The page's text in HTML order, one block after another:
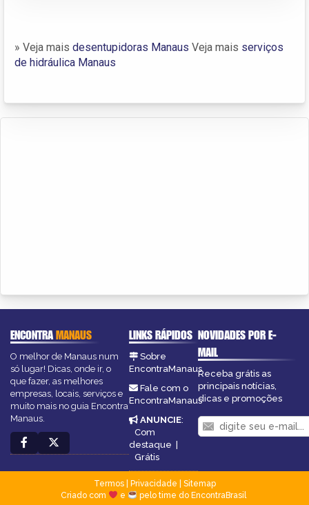
» Veja mais desentupidoras Manaus Veja mais serviços
de hidráulica Manaus
ENCONTRAMANAUS
O melhor de Manaus num
só lugar! Dicas, onde ir, o
que fazer, as melhores
empresas, locais, serviços e
muito mais no guia Encontra
Manaus.
LINKS RÁPIDOS
Sobre
EncontraManaus
Fale com o
EncontraManaus
ANUNCIE:
Com
destaque |
Grátis
NOVIDADES POR E-
MAIL
Receba grátis as
principais notícias,
dicas e promoções
Termos| Privacidade
Sitemap
Criado com
e pelo time do EncontraBrasil